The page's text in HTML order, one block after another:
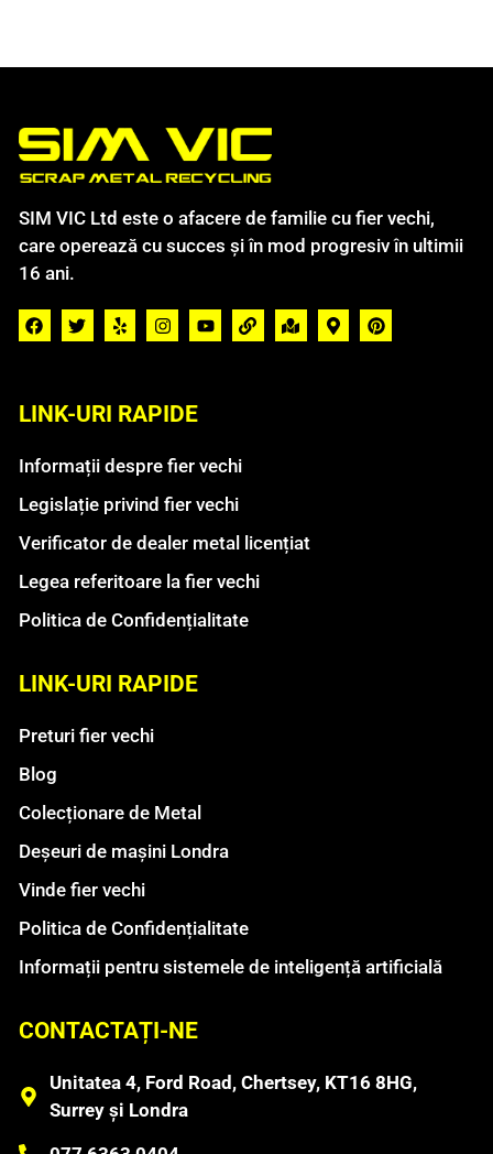
SIM VIC Ltd este o afacere de familie cu fier vechi,
care operează cu succes și în mod progresiv în ultimii
16 ani.
LINK-URI RAPIDE
Informații despre fier vechi
Legislație privind fier vechi
Verificator de dealer metal licențiat
Legea referitoare la fier vechi
Politica de Confidențialitate
LINK-URI RAPIDE
Preturi fier vechi
Blog
Colecționare de Metal
Deșeuri de mașini Londra
Vinde fier vechi
Politica de Confidențialitate
Informații pentru sistemele de inteligență artificială
CONTACTAȚI-NE
Unitatea 4, Ford Road, Chertsey, KT16 8HG,
Surrey și Londra